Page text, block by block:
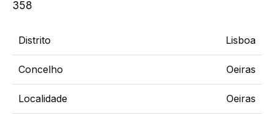
358
Distrito Lisboa
Concelho Oeiras
Localidade Oeiras